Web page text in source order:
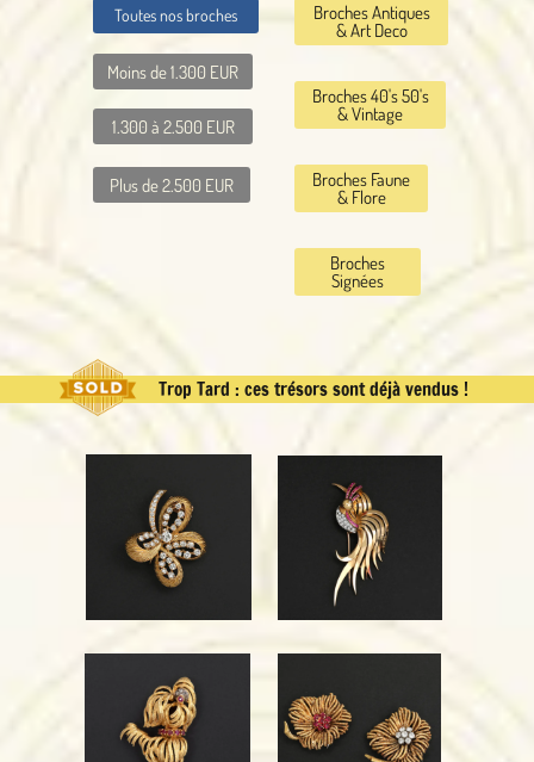
Broches
Signées
Broches Antiques
& Art Deco
Broches Faune
& Flore
Broches 40's 50's
& Vintage
Toutes nos broches
Moins de 1.300 EUR
Plus de 2.500 EUR
1.300 à 2.500 EUR
Trop Tard : ces trésors sont déjà vendus !